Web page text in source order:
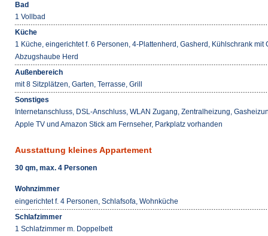
Bad
1 Vollbad
Küche
1 Küche, eingerichtet f. 6 Personen, 4-Plattenherd, Gasherd, Kühlschrank
Abzugshaube Herd
Außenbereich
mit 8 Sitzplätzen, Garten, Terrasse, Grill
Sonstiges
Internetanschluss, DSL-Anschluss, WLAN Zugang, Zentralheizung,
Apple TV und Amazon Stick am Fernseher, Parkplatz vorhanden
Ausstattung kleines Appartement
30 qm, max. 4 Personen
Wohnzimmer
eingerichtet f. 4 Personen, Schlafsofa, Wohnküche
Schlafzimmer
1 Schlafzimmer m. Doppelbett